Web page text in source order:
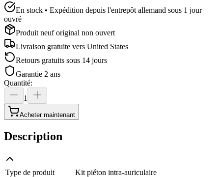
En stock • Expédition depuis l'entrepôt allemand sous 1 jour
ouvré
Produit neuf original non ouvert
Livraison gratuite vers United States
Retours gratuits sous 14 jours
Garantie 2 ans
Quantité:
1
Acheter maintenant
Description
Type de produit
Kit piéton intra-auriculaire